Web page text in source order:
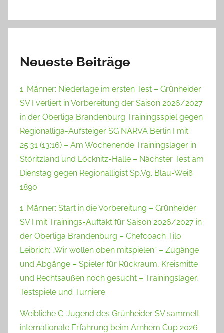
Neueste Beiträge
1. Männer: Niederlage im ersten Test – Grünheider
SV I verliert in Vorbereitung der Saison 2026/2027
in der Oberliga Brandenburg Trainingsspiel gegen
Regionalliga-Aufsteiger SG NARVA Berlin I mit
25:31 (13:16) – Am Wochenende Trainingslager in
Störitzland und Löcknitz-Halle – Nächster Test am
Dienstag gegen Regionalligist Sp.Vg. Blau-Weiß
1890
1. Männer: Start in die Vorbereitung – Grünheider
SV I mit Trainings-Auftakt für Saison 2026/2027 in
der Oberliga Brandenburg – Chefcoach Tilo
Leibrich: „Wir wollen oben mitspielen“ – Zugänge
und Abgänge – Spieler für Rückraum, Kreismitte
und Rechtsaußen noch gesucht – Trainingslager,
Testspiele und Turniere
Weibliche C-Jugend des Grünheider SV sammelt
internationale Erfahrung beim Arnhem Cup 2026